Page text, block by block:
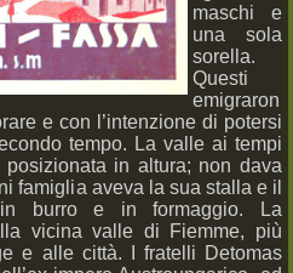
maschi e
una sola
sorella.
Questi
emigraron
e con l’intenzione di potersi
tempo. La valle ai tempi
in altura; non dava
famiglia aveva la sua stalla e il
in burro e in formaggio. La
vicina valle di Fiemme, più
e alle città. I fratelli Detomas